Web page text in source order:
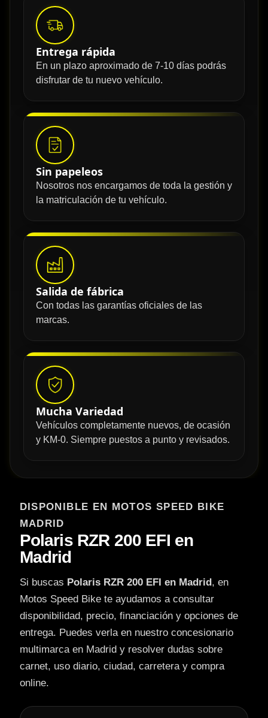
Entrega rápida
En un plazo aproximado de 7-10 días podrás
disfrutar de tu nuevo vehículo.
Sin papeleos
Nosotros nos encargamos de toda la gestión y
la matriculación de tu vehículo.
Salida de fábrica
Con todas las garantías oficiales de las
marcas.
Mucha Variedad
Vehículos completamente nuevos, de ocasión
y KM-0. Siempre puestos a punto y revisados.
DISPONIBLE EN MOTOS SPEED BIKE
MADRID
Polaris RZR 200 EFI en
Madrid
Si buscas Polaris RZR 200 EFI en Madrid , en
Motos Speed Bike te ayudamos a consultar
disponibilidad, precio, financiación y opciones de
entrega. Puedes verla en nuestro concesionario
multimarca en Madrid y resolver dudas sobre
carnet, uso diario, ciudad, carretera y compra
online.